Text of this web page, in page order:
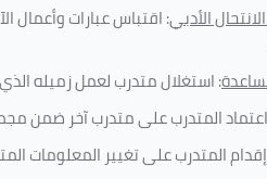
الأدبي: اقتباس عبارات وأعمال
: استغلال متدرب لعمل زميله
المتدرب على متدرب آخر ضمن
المتدرب على تغيير المعلومات